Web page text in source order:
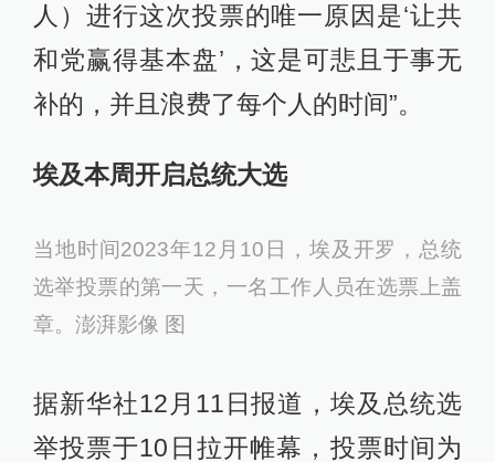
人）进行这次投票的唯一原因是‘让共
和党赢得基本盘’，这是可悲且于事无
补的，并且浪费了每个人的时间”。
埃及本周开启总统大选